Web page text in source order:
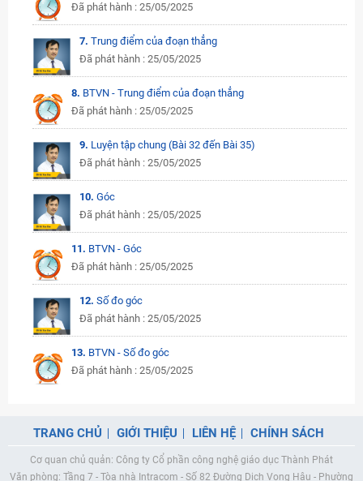
Đã phát hành : 25/05/2025
7. Trung điểm của đoạn thẳng
Đã phát hành : 25/05/2025
8. BTVN - Trung điểm của đoạn thẳng
Đã phát hành : 25/05/2025
9. Luyện tập chung (Bài 32 đến Bài 35)
Đã phát hành : 25/05/2025
10. Góc
Đã phát hành : 25/05/2025
11. BTVN - Góc
Đã phát hành : 25/05/2025
12. Số đo góc
Đã phát hành : 25/05/2025
13. BTVN - Số đo góc
Đã phát hành : 25/05/2025
TRANG CHỦ GIỚI THIỆU LIÊN HỆ CHÍNH SÁCH
Cơ quan chủ quản: Công ty Cổ phần công nghệ giáo dục Thành Phát
Văn phòng: Tầng 7 - Tòa nhà Intracom - Số 82 Đường Dịch Vọng Hậu - Phường